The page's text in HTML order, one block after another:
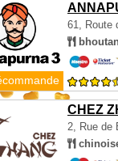
61, Route
CHEZ
2, Rue de